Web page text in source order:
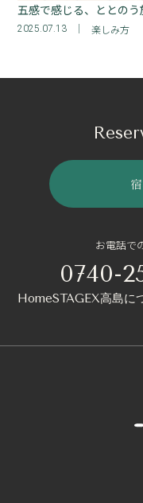
五感で感じる、ととの
2025.07.13 楽しみ方
HomeSTAGEX高島に
お電話で
0740-